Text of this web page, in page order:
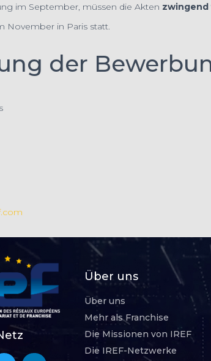
im September, müssen die Akten zwingend
November in Paris statt.
der
Über uns
Über uns
Mehr als Franchise
Die Missionen von IREF
Die IREF-Netzwerke